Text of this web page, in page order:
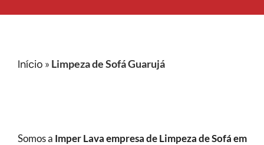
Início » Limpeza de Sofá Guarujá
Somos a Imper Lava empresa de Limpeza de Sofá em